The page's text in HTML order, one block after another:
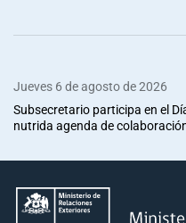
Jueves 6 de agosto de 2026
Subsecretario participa en el
nutrida agenda de